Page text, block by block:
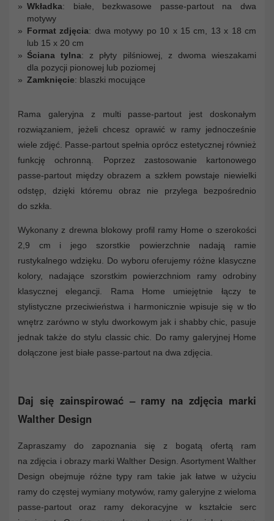
Wkładka: białe, bezkwasowe passe-partout na dwa
motywy
Format zdjęcia: dwa motywy po 10 x 15 cm, 13 x 18 cm
lub 15 x 20 cm
Ściana tylna: z płyty pilśniowej, z dwoma wieszakami
dla pozycji pionowej lub poziomej
Zamknięcie: blaszki mocujące
Rama galeryjna z multi passe-partout jest doskonałym
rozwiązaniem, jeżeli chcesz oprawić w ramy jednocześnie
wiele zdjęć. Passe-partout spełnia oprócz estetycznej również
funkcję ochronną. Poprzez zastosowanie kartonowego
passe-partout między obrazem a szkłem powstaje niewielki
odstęp, dzięki któremu obraz nie przylega bezpośrednio
do szkła.
Wykonany z drewna blokowy profil ramy Home o szerokości
2,9 cm i jego szorstkie powierzchnie nadają ramie
rustykalnego wdzięku. Do wyboru oferujemy różne klasyczne
kolory, nadające szorstkim powierzchniom ramy odrobiny
klasycznej elegancji. Rama Home umiejętnie łączy te
stylistyczne przeciwieństwa i harmonicznie wpisuje się w tło
wnętrz zarówno w stylu dworkowym jak i shabby chic, pasuje
jednak także do stylu classic chic. Do ramy galeryjnej Home
dołączone jest białe passe-partout na dwa zdjęcia.
Daj się zainspirować – ramy na zdjęcia marki
Walther Design
Zapraszamy do zapoznania się z bogatą ofertą ram
na zdjęcia i obrazy marki Walther Design. Asortyment Walther
Design obejmuje różne typy ram takie jak łatwe w użyciu
ramy do częstej wymiany motywów, ramy galeryjne z wieloma
passe-partout oraz ramy dekoracyjne w kształcie serc